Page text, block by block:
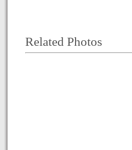
Related Photos